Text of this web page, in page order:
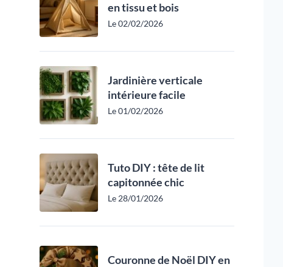
en tissu et bois
Le 02/02/2026
Jardinière verticale
intérieure facile
Le 01/02/2026
Tuto DIY : tête de lit
capitonnée chic
Le 28/01/2026
Couronne de Noël DIY en